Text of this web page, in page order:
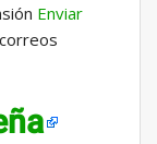
Enviar